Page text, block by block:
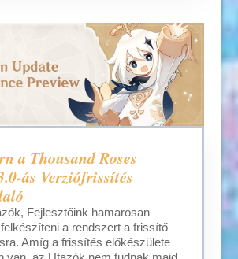
a Thousand Roses
ás Verziófrissítés
Fejlesztőink hamarosan
a rendszert a frissítő
Amíg a frissítés előkészülete